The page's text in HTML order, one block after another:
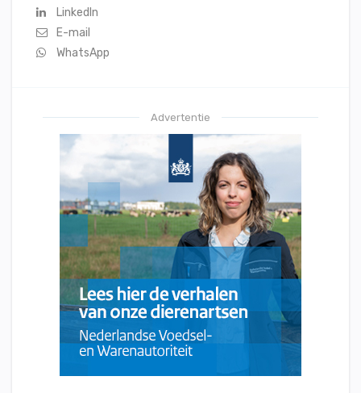
LinkedIn
E-mail
WhatsApp
Advertentie